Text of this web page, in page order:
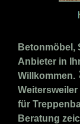
Betonmöbel,
Anbieter in
Willkommen.
für
Beratung